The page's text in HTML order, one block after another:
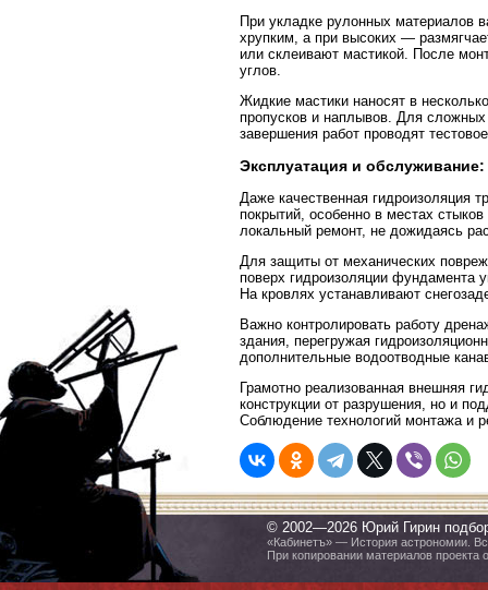
При укладке рулонных материалов
хрупким, а при высоких —
или склеивают мастикой. После
углов.
Жидкие мастики наносят в
пропусков и наплывов. Для
завершения работ проводят
Эксплуатация и
Даже качественная гидроизоляция
покрытий, особенно в местах
локальный ремонт, не дожидаясь
Для защиты от механических
поверх гидроизоляции фундамента
На кровлях устанавливают
Важно контролировать работу
здания, перегружая
дополнительные водоотводные
Грамотно реализованная внешняя
конструкции от разрушения, но и
Соблюдение технологий монтажа и
© 2002—2026 Юрий Гирин
«Кабинетъ» — История астрономии.
При копировании материалов проекта